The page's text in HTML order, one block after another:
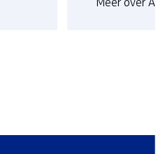
(Neem